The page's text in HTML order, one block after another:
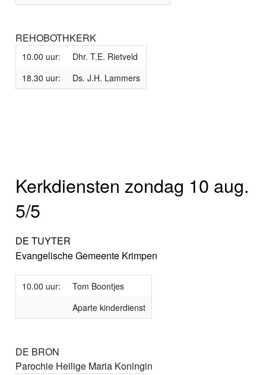
REHOBOTHKERK
10.00 uur:
Dhr. T.E. Rietveld
18.30 uur:
Ds. J.H. Lammers
Kerkdiensten zondag 10 aug.
5/5
DE TUYTER
Evangelische Gemeente Krimpen
10.00 uur:
Tom Boontjes
Aparte kinderdienst
DE BRON
Parochie Heilige Maria Koningin